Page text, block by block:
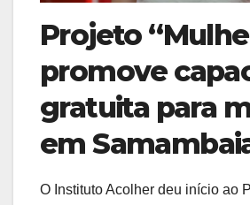
Projeto
promove
gratuita para
em
O Instituto Acolher deu início ao